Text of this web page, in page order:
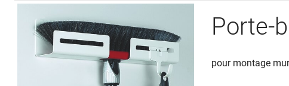
Porte-
pour montage